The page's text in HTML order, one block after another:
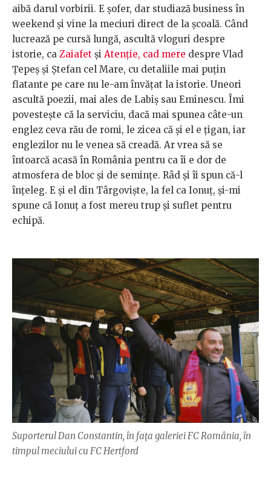
aibă darul vorbirii. E șofer, dar studiază business în
weekend și vine la meciuri direct de la școală. Când
lucrează pe cursă lungă, ascultă vloguri despre
istorie, ca Zaiafet și Atenție, cad mere despre Vlad
Țepeș și Ștefan cel Mare, cu detaliile mai puțin
flatante pe care nu le-am învățat la istorie. Uneori
ascultă poezii, mai ales de Labiș sau Eminescu. Îmi
povestește că la serviciu, dacă mai spunea câte-un
englez ceva rău de romi, le zicea că și el e țigan, iar
englezilor nu le venea să creadă. Ar vrea să se
întoarcă acasă în România pentru ca îi e dor de
atmosfera de bloc și de semințe. Râd și îi spun că-l
înțeleg. E și el din Târgoviște, la fel ca Ionuț, și-mi
spune că Ionuț a fost mereu trup și suflet pentru
echipă.
Suporterul Dan Constantin, în fața galeriei FC România, în
timpul meciului cu FC Hertford